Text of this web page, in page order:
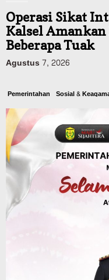
Operasi Sikat
Kalsel
Beberapa Tuak
Agustus 7, 2026
Pemerintahan Sosial &
Banjarmasin
Digital, Target
Jauh, Komisi II
Agustus 7, 2026
Dinas PUPR Kalsel Headline
Jalan Veteran
Dibuka Pasca
Angkutan
Diperbolehkan